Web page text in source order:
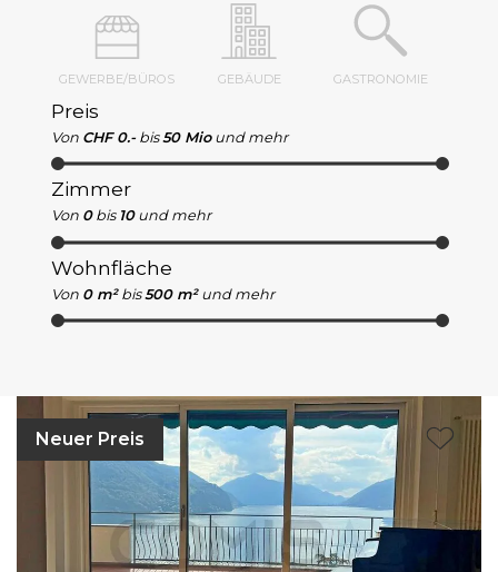
GEWERBE/BÜROS GEBÄUDE GASTRONOMIE
Preis
Von CHF 0.- bis 50 Mio und mehr
Zimmer
Von 0 bis 10 und mehr
Wohnfläche
Von 0 m² bis 500 m² und mehr
Neuer Preis